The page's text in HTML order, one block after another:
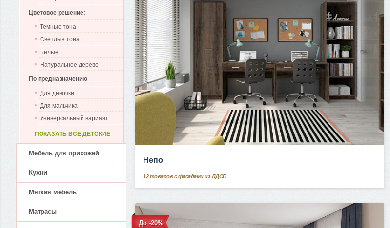
Непо
12 товаров с фасадами из ЛДСП
До -20%
Цветовое решение:
Темные тона
Светлые тона
Белые
Натуральное дерево
По предназначению
Для девочки
Для мальчика
Универсальный вариант
ПОКАЗАТЬ ВСЕ ДЕТСКИЕ
Мебель для прихожей
Кухни
Мягкая мебель
Матрасы